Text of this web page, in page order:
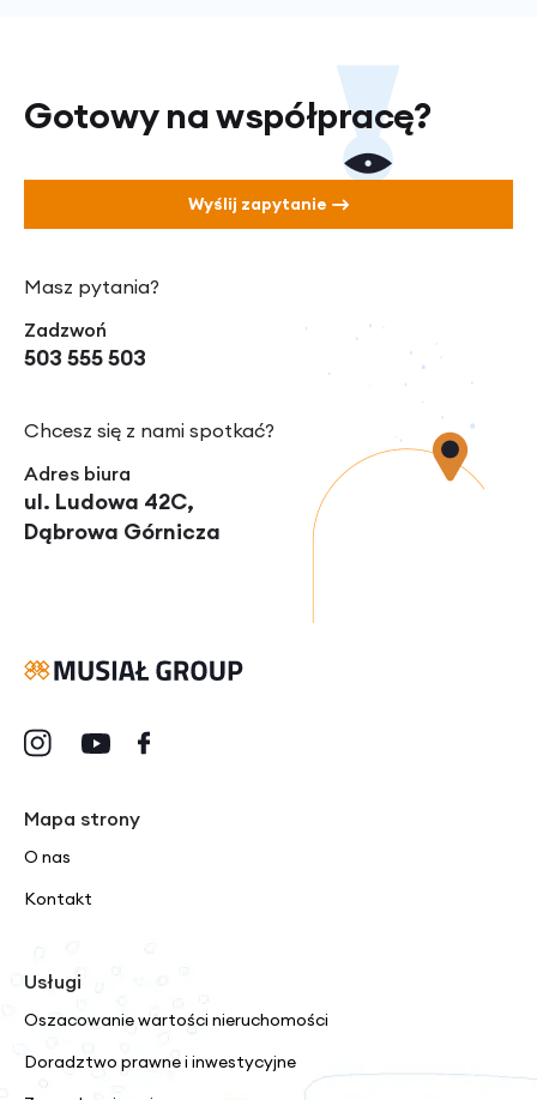
Gotowy na współpracę?
Wyślij zapytanie
Masz pytania?
Zadzwoń
503 555 503
Chcesz się z nami spotkać?
Adres biura
ul. Ludowa 42C,
Dąbrowa Górnicza
Mapa strony
O nas
Kontakt
Usługi
Oszacowanie wartości nieruchomości
Doradztwo prawne i inwestycyjne